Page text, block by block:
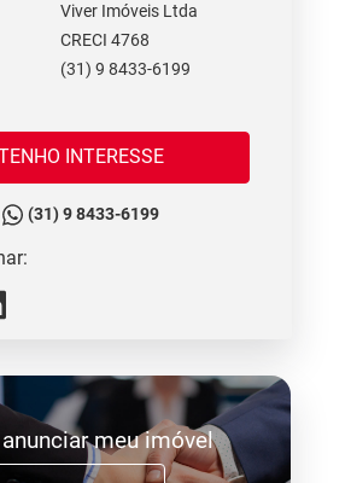
Viver Imóveis Ltda
CRECI 4768
(31) 9 8433-6199
TENHO INTERESSE
(31) 9 8433-6199
meu imóvel